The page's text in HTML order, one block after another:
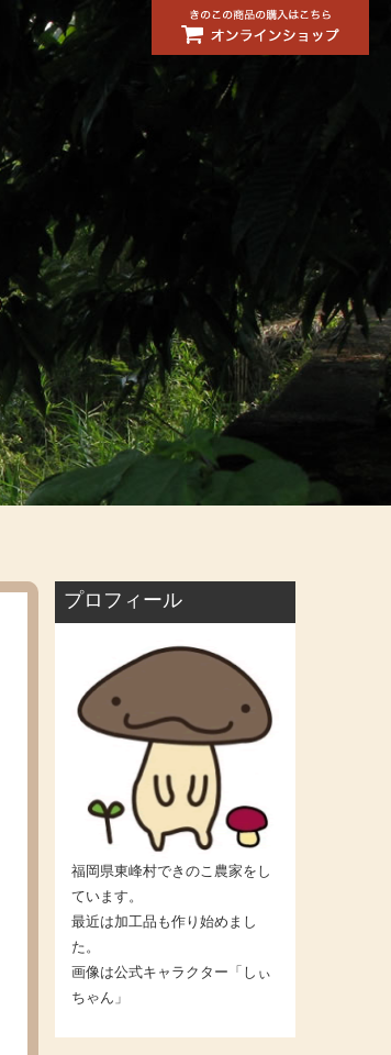
プロフィール
福岡県東峰村できのこ農家をし
ています。
最近は加工品も作り始めまし
た。
画像は公式キャラクター「しぃ
ちゃん」